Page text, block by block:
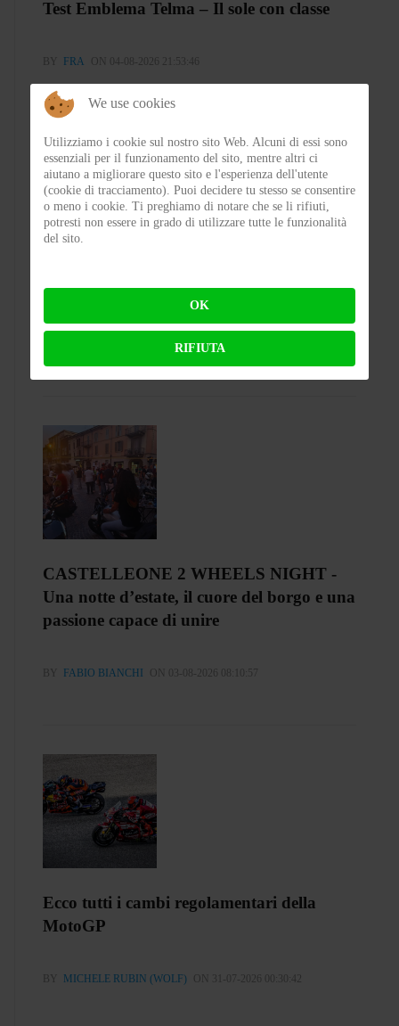
Test Emblema Telma – Il sole con classe
BY FRA ON 04-08-2026 21:53:46
Test Silence S02 – Stile silenzioso
ON 03-08-2026 23:00:27
CASTELLEONE 2 WHEELS NIGHT -
Una notte d’estate, il cuore del borgo e una
passione capace di unire
BY FABIO BIANCHI ON 03-08-2026 08:10:57
Ecco tutti i cambi regolamentari della
MotoGP
BY MICHELE RUBIN (WOLF) ON 31-07-2026 00:30:42
We use cookies
Utilizziamo i cookie sul nostro sito Web. Alcuni di essi sono
essenziali per il funzionamento del sito, mentre altri ci
aiutano a migliorare questo sito e l'esperienza dell'utente
(cookie di tracciamento). Puoi decidere tu stesso se consentire
o meno i cookie. Ti preghiamo di notare che se li rifiuti,
potresti non essere in grado di utilizzare tutte le funzionalità
del sito.
OK
RIFIUTA